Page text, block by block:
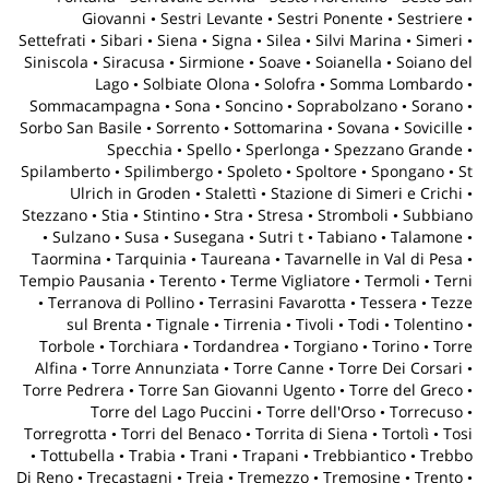
Giovanni • Sestri Levante • Sestri Ponente • Sestriere •
Settefrati • Sibari • Siena • Signa • Silea • Silvi Marina • Simeri •
Siniscola • Siracusa • Sirmione • Soave • Soianella • Soiano del
Lago • Solbiate Olona • Solofra • Somma Lombardo •
Sommacampagna • Sona • Soncino • Soprabolzano • Sorano •
Sorbo San Basile • Sorrento • Sottomarina • Sovana • Sovicille •
Specchia • Spello • Sperlonga • Spezzano Grande •
Spilamberto • Spilimbergo • Spoleto • Spoltore • Spongano • St
Ulrich in Groden • Stalettì • Stazione di Simeri e Crichi •
Stezzano • Stia • Stintino • Stra • Stresa • Stromboli • Subbiano
• Sulzano • Susa • Susegana • Sutri t • Tabiano • Talamone •
Taormina • Tarquinia • Taureana • Tavarnelle in Val di Pesa •
Tempio Pausania • Terento • Terme Vigliatore • Termoli • Terni
• Terranova di Pollino • Terrasini Favarotta • Tessera • Tezze
sul Brenta • Tignale • Tirrenia • Tivoli • Todi • Tolentino •
Torbole • Torchiara • Tordandrea • Torgiano • Torino • Torre
Alfina • Torre Annunziata • Torre Canne • Torre Dei Corsari •
Torre Pedrera • Torre San Giovanni Ugento • Torre del Greco •
Torre del Lago Puccini • Torre dell'Orso • Torrecuso •
Torregrotta • Torri del Benaco • Torrita di Siena • Tortolì • Tosi
• Tottubella • Trabia • Trani • Trapani • Trebbiantico • Trebbo
Di Reno • Trecastagni • Treia • Tremezzo • Tremosine • Trento •